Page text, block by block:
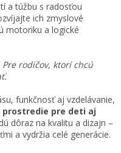
a túžbu s radosťou
ich zmyslové
motoriku a logické
rodičov, ktorí chcú
funkčnosť aj vzdelávanie,
prostredie pre deti aj
dôraz na kvalitu a dizajn –
a vydržia celé generácie.